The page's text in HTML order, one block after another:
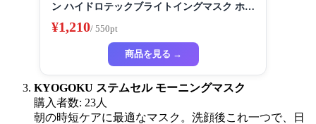
ン ハイドロテックブライトイングマスク ホワ
フェイスパック ビューティーサロン監修者 シ
ートマスク ハイドラ 美容液
¥1,210/ 550pt
商品を見る →
KYOGOKU ステムセル モーニングマスク
購入者数: 23人
朝の時短ケアに最適なマスク。洗顔後これ一つで、日